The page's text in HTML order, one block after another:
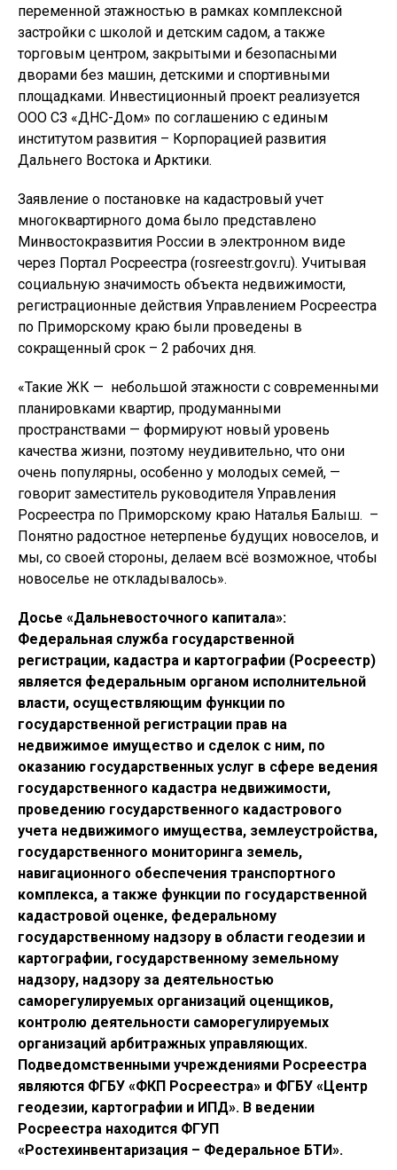
переменной этажностью в рамках комплексной
застройки с школой и детским садом, а также
торговым центром, закрытыми и безопасными
дворами без машин, детскими и спортивными
площадками. Инвестиционный проект реализуется
ООО СЗ «ДНС-Дом» по соглашению с единым
институтом развития – Корпорацией развития
Дальнего Востока и Арктики.
Заявление о постановке на кадастровый учет
многоквартирного дома было представлено
Минвостокразвития России в электронном виде
через Портал Росреестра (rosreestr.gov.ru). Учитывая
социальную значимость объекта недвижимости,
регистрационные действия Управлением Росреестра
по Приморскому краю были проведены в
сокращенный срок – 2 рабочих дня.
«Такие ЖК — небольшой этажности с современными
планировками квартир, продуманными
пространствами — формируют новый уровень
качества жизни, поэтому неудивительно, что они
очень популярны, особенно у молодых семей, —
говорит заместитель руководителя Управления
Росреестра по Приморскому краю Наталья Балыш. –
Понятно радостное нетерпенье будущих новоселов, и
мы, со своей стороны, делаем всё возможное, чтобы
новоселье не откладывалось».
Досье «Дальневосточного капитала»:
Федеральная служба государственной
регистрации, кадастра и картографии (Росреестр)
является федеральным органом исполнительной
власти, осуществляющим функции по
государственной регистрации прав на
недвижимое имущество и сделок с ним, по
оказанию государственных услуг в сфере ведения
государственного кадастра недвижимости,
проведению государственного кадастрового
учета недвижимого имущества, землеустройства,
государственного мониторинга земель,
навигационного обеспечения транспортного
комплекса, а также функции по государственной
кадастровой оценке, федеральному
государственному надзору в области геодезии и
картографии, государственному земельному
надзору, надзору за деятельностью
саморегулируемых организаций оценщиков,
контролю деятельности саморегулируемых
организаций арбитражных управляющих.
Подведомственными учреждениями Росреестра
являются ФГБУ «ФКП Росреестра» и ФГБУ «Центр
геодезии, картографии и ИПД». В ведении
Росреестра находится ФГУП
«Ростехинвентаризация – Федеральное БТИ».